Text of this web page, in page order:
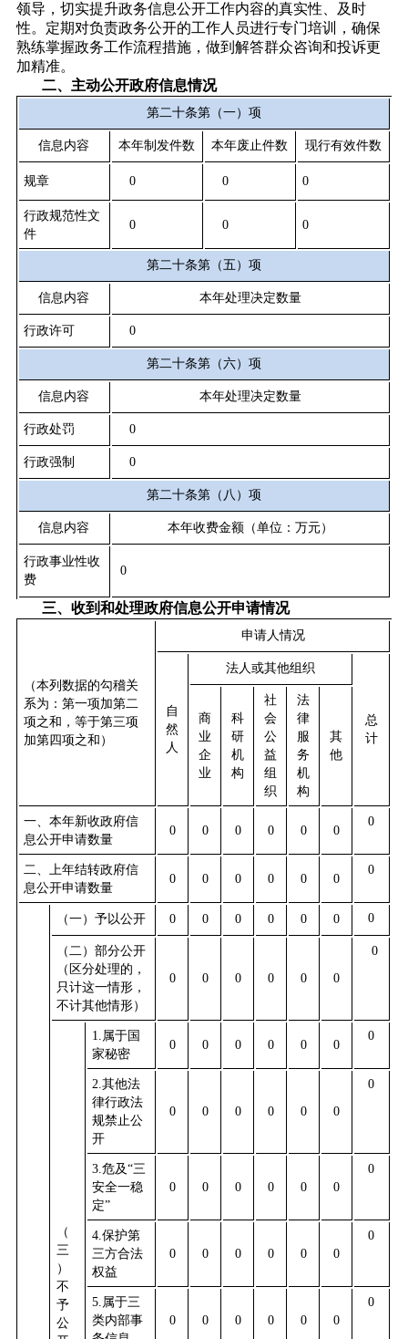
领导，切实提升政务信息公开工作内容的真实性、及时
性。定期对负责政务公开的工作人员进行专门培训，确保
熟练掌握政务工作流程措施，做到解答群众咨询和投诉更
加精准。
二、主动公开政府信息情况
第二十条第（一）项
信息内容 本年制发件数 本年废止件数 现行有效件数
规章 0 0 0
行政规范性文
件
0 0 0
第二十条第（五）项
信息内容 本年处理决定数量
行政许可 0
第二十条第（六）项
信息内容 本年处理决定数量
行政处罚 0
行政强制 0
第二十条第（八）项
信息内容 本年收费金额（单位：万元）
行政事业性收
费
0
三、收到和处理政府信息公开申请情况
（本列数据的勾稽关
系为：第一项加第二
项之和，等于第三项
加第四项之和）
申请人情况
自
然
人
法人或其他组织
总
计
商
业
企
业
科
研
机
构
社
会
公
益
组
织
法
律
服
务
机
构
其
他
一、本年新收政府信
息公开申请数量
0 0 0 0 0 0
0
二、上年结转政府信
息公开申请数量
0 0 0 0 0 0
0
（一）予以公开 0 0 0 0 0 0 0
（二）部分公开
（区分处理的，
只计这一情形，
不计其他情形）
0 0 0 0 0 0
0
（
三
）
不
予
公
1. 属于国
家秘密
0 0 0 0 0 0
0
2.其他法
律行政法
规禁止公
开
0 0 0 0 0 0
0
3.危及“三
安全一稳
定”
0 0 0 0 0 0
0
4.保护第
三方合法
权益
0 0 0 0 0 0
0
5. 属于三
类内部事
0 0 0 0 0 0
0